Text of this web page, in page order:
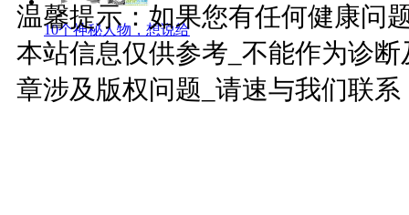
10个神秘人物，想说给
温馨提示：如果您有任何健康问
本站信息仅供参考_不能作为诊
章涉及版权问题_请速与我们联系